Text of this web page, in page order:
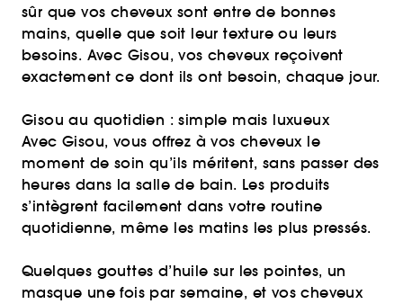
sûr que vos cheveux sont entre de bonnes
mains, quelle que soit leur texture ou leurs
besoins. Avec Gisou, vos cheveux reçoivent
exactement ce dont ils ont besoin, chaque jour.
Gisou au quotidien : simple mais luxueux
Avec Gisou, vous offrez à vos cheveux le
moment de soin qu’ils méritent, sans passer des
heures dans la salle de bain. Les produits
s’intègrent facilement dans votre routine
quotidienne, même les matins les plus pressés.
Quelques gouttes d’huile sur les pointes, un
masque une fois par semaine, et vos cheveux